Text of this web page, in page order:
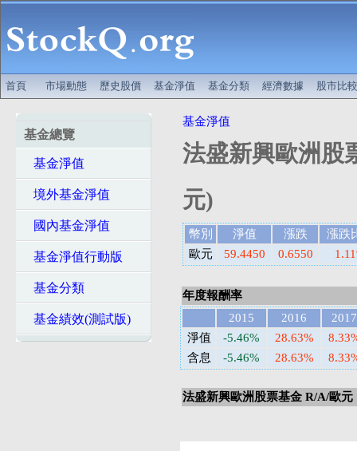
首頁 市場動態 歷史股價 基金淨值 基金分類 經濟數據 股市比較
基金總覽
基金淨值
境外基金淨值
國內基金淨值
基金淨值行動版
基金分類
基金績效(測試版)
基金淨值
法盛新興歐洲股
元)
幣別 淨值 漲跌
漲跌
歐元
59.4450 0.6550
年度報酬率
2015
2016
2017
淨值
-5.46% 28.63%
含息
-5.46% 28.63%
法盛新興歐洲股票基金 R/A/歐元